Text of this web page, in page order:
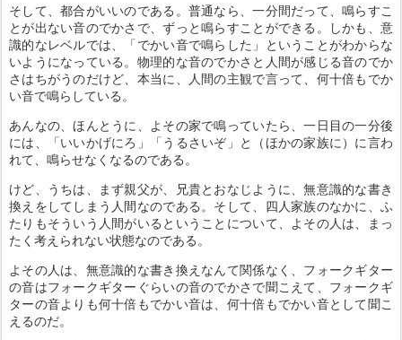
そして、都合がいいのである。普通なら、一分間だって、鳴らすこ
とが出ない音のでかさで、ずっと鳴らすことができる。しかも、意
識的なレベルでは、「でかい音で鳴らした」ということがわからな
いようになっている。物理的な音のでかさと人間が感じる音のでか
さはちがうのだけど、本当に、人間の主観で言って、何十倍もでか
い音で鳴らしている。
あんなの、ほんとうに、よその家で鳴っていたら、一日目の一分後
には、「いいかげにろ」「うるさいぞ」と（ほかの家族に）に言わ
れて、鳴らせなくなるのである。
けど、うちは、まず親父が、兄貴とおなじように、無意識的な書き
換えをしてしまう人間なのである。そして、四人家族のなかに、ふ
たりもそういう人間がいるということについて、よその人は、まっ
たく考えられない状態なのである。
よその人は、無意識的な書き換えなんて関係なく、フォークギター
の音はフォークギターぐらいの音のでかさで聞こえて、フォークギ
ターの音よりも何十倍もでかい音は、何十倍もでかい音として聞こ
えるのだ。